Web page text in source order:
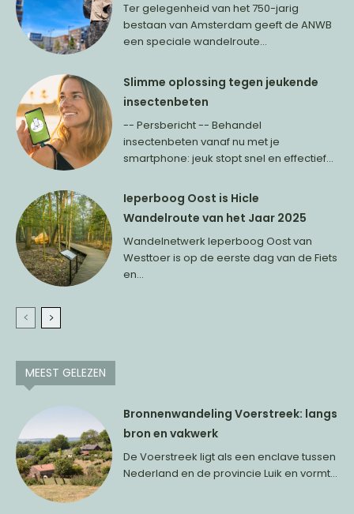
Ter gelegenheid van het 750-jarig
bestaan van Amsterdam geeft de ANWB
een speciale wandelroute...
Slimme oplossing tegen jeukende
insectenbeten
-- Persbericht -- Behandel
insectenbeten vanaf nu met je
smartphone: jeuk stopt snel en effectief...
Ieperboog Oost is Hicle
Wandelroute van het Jaar 2025
Wandelnetwerk Ieperboog Oost van
Westtoer is op de eerste dag van de Fiets
en...
MEEST GELEZEN
Bronnenwandeling Voerstreek: langs
bron en vakwerk
De Voerstreek ligt als een enclave tussen
Nederland en de provincie Luik en vormt...